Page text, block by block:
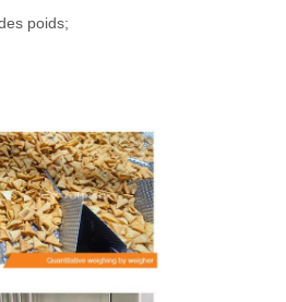
poids;